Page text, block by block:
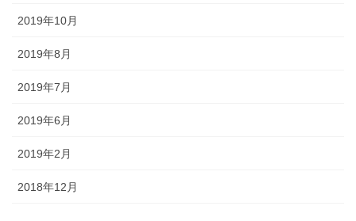
2019年10月
2019年8月
2019年7月
2019年6月
2019年2月
2018年12月